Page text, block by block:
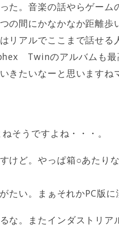
た。音楽の話やらゲー
の間にかなかなか距離歩
リアルでここまで話せる
Twinのアルバムも最
きたいなーと思いますね
そうですよね・・・。
けど。やっぱ箱○あたり
たい。まぁそれかPC版に
な。またインダストリア